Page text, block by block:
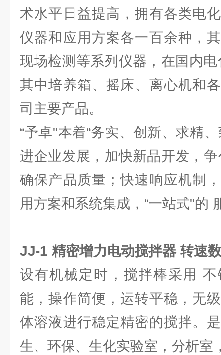
术水平日益提高，拥有各类电
仪器和应用方案各一百余种，
现场检测等系列仪器，在国内
其中培养箱、摇床、离心机和
司主要产品。
“予卓"本着“务实、创新、求精
进企业发展，加快新品开发，
确保产品质量；快速响应机制
用方案和系统集成，“一站式"的
JJ-1 精密增力电动搅拌器 转速
设有机械定时，搅拌棒采用
能，操作简便，运转平稳，无
体溶液进行稳定精密的搅拌。
生、环保、生化实验室，分析室